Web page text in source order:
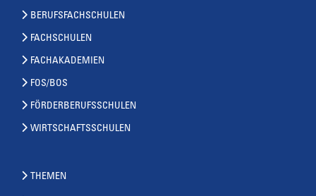
BERUFSFACHSCHULEN
FACHSCHULEN
FACHAKADEMIEN
FOS/BOS
FÖRDERBERUFSSCHULEN
WIRTSCHAFTSSCHULEN
THEMEN